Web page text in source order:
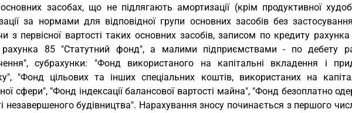
засобах, що не підлягають амортизації (крім продуктивної
за нормами для відповідної групи основних засобів без
з первісної вартості таких основних засобів, записом по кредиту
рахунка 85 "Статутний фонд", а малими підприємствами - по дебету
субрахунки: "Фонд використаного на капітальні вкладення і
"Фонд цільових та інших спеціальних коштів, використаних на
сфери", "Фонд індексації балансової вартості майна", "Фонд безоплатно
незавершеного будівництва". Нарахування зносу починається з першого